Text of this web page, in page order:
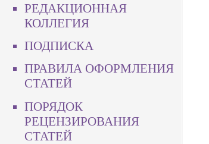
РЕДАКЦИОННАЯ
КОЛЛЕГИЯ
ПОДПИСКА
ПРАВИЛА ОФОРМЛЕНИЯ
СТАТЕЙ
ПОРЯДОК
РЕЦЕНЗИРОВАНИЯ
СТАТЕЙ